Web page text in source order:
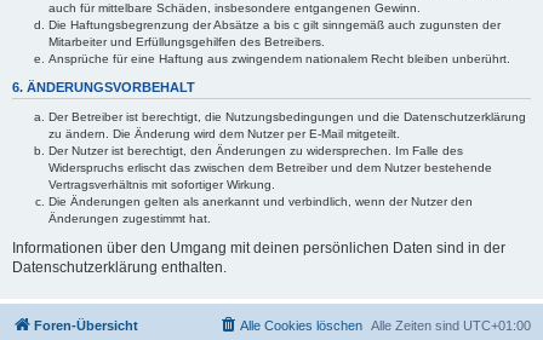
auch für mittelbare Schäden, insbesondere entgangenen Gewinn.
Die Haftungsbegrenzung der Absätze a bis c gilt sinngemäß auch zugunsten der
Mitarbeiter und Erfüllungsgehilfen des Betreibers.
Ansprüche für eine Haftung aus zwingendem nationalem Recht bleiben unberührt.
6. ÄNDERUNGSVORBEHALT
Der Betreiber ist berechtigt, die Nutzungsbedingungen und die Datenschutzerklärung
zu ändern. Die Änderung wird dem Nutzer per E-Mail mitgeteilt.
Der Nutzer ist berechtigt, den Änderungen zu widersprechen. Im Falle des
Widerspruchs erlischt das zwischen dem Betreiber und dem Nutzer bestehende
Vertragsverhältnis mit sofortiger Wirkung.
Die Änderungen gelten als anerkannt und verbindlich, wenn der Nutzer den
Änderungen zugestimmt hat.
Informationen über den Umgang mit deinen persönlichen Daten sind in der
Datenschutzerklärung enthalten.
Foren-Übersicht Alle Zeiten sind UTC+01:00
Alle Cookies löschen